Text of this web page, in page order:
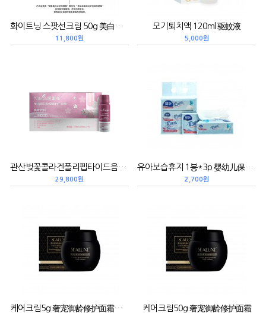
화이트닝 스팟선크림 50g 美白光护净斑防晒霜
11,800원
모기퇴치액 120ml 驱蚊液
5,000원
관산벚꽃콜라겐폴리펩타이드음료 600ml(60ml*10병) 关山樱花胶原蛋白三肽饮
29,800원
유아보습휴지 1봉*3p 婴幼儿保湿面巾纸
2,700원
케어크림5g 奢宠御龄修护面霜小样 케어크림50g 奢宠御龄修护面霜